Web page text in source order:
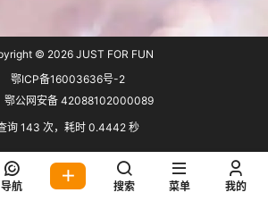
© 2026JUST FOR FUN
鄂ICP备16003636号-2
鄂公网安备 42088102000089
询 143 次，耗时 0.4442 秒
导航 搜索 菜单 我的